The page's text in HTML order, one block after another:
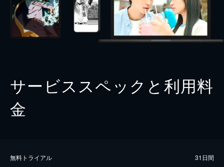
サービススペックと利用料
金
無料トライアル 31日間